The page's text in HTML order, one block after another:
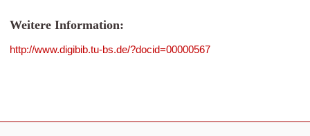
Weitere Information:
http://www.digibib.tu-bs.de/?docid=00000567